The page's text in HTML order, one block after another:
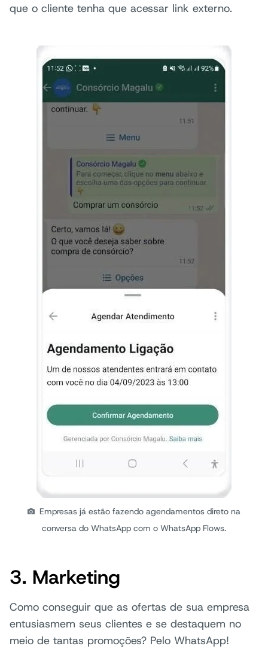
que o cliente tenha que acessar link externo.
Empresas já estão fazendo agendamentos direto na
conversa do WhatsApp com o WhatsApp Flows.
3. Marketing
Como conseguir que as ofertas de sua empresa
entusiasmem seus clientes e se destaquem no
meio de tantas promoções? Pelo WhatsApp!